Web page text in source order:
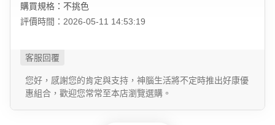
購買規格：不挑色
評價時間：2026-05-11 14:53:19
您好，感謝您的肯定與支持，神腦生活將不定時推出好康優
惠組合，歡迎您常常至本店瀏覽選購。